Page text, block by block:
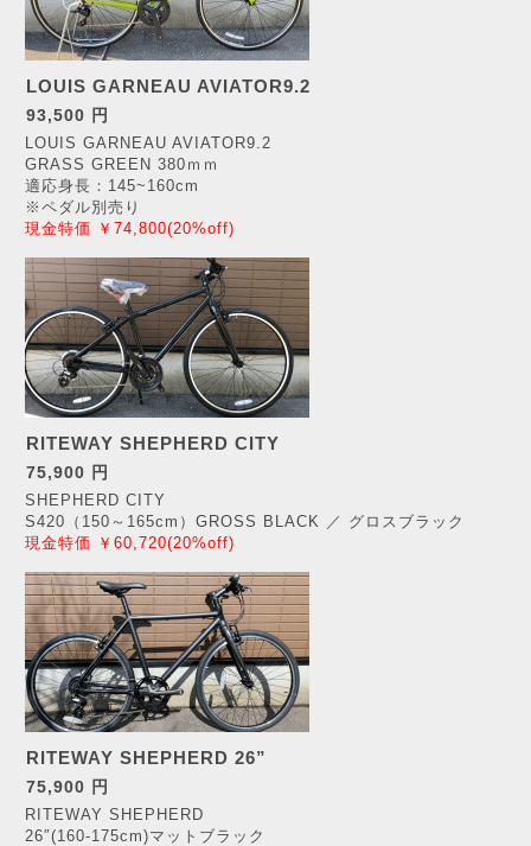
LOUIS GARNEAU AVIATOR9.2
93,500 円
LOUIS GARNEAU AVIATOR9.2
GRASS GREEN 380ｍｍ
適応身長：145~160cm
※ペダル別売り
現金特価 ￥74,800(20%off)
RITEWAY SHEPHERD CITY
75,900 円
SHEPHERD CITY
S420（150～165cm）GROSS BLACK ／ グロスブラック
現金特価 ￥60,720(20%off)
RITEWAY SHEPHERD 26”
75,900 円
RITEWAY SHEPHERD
26″(160-175cm)マットブラック